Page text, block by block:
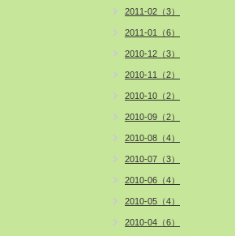
2011-02（3）
2011-01（6）
2010-12（3）
2010-11（2）
2010-10（2）
2010-09（2）
2010-08（4）
2010-07（3）
2010-06（4）
2010-05（4）
2010-04（6）